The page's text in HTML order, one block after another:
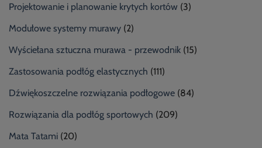
Projektowanie i planowanie krytych kortów (3)
Modułowe systemy murawy (2)
Wyściełana sztuczna murawa - przewodnik (15)
Zastosowania podłóg elastycznych (111)
Dźwiękoszczelne rozwiązania podłogowe (84)
Rozwiązania dla podłóg sportowych (209)
Mata Tatami (20)